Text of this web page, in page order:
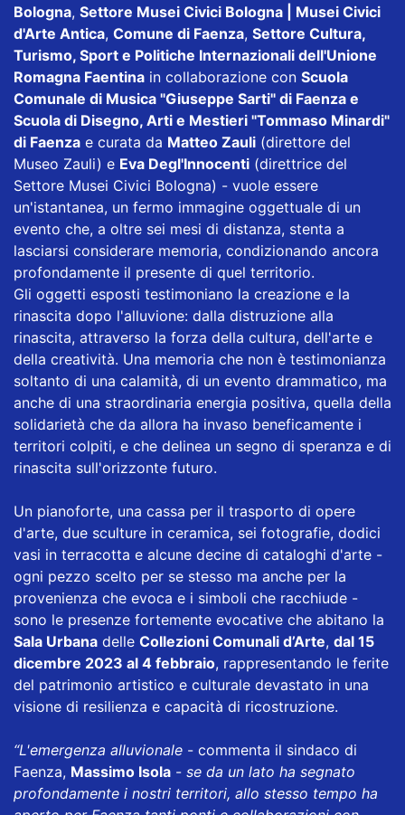
Bologna, Settore Musei Civici Bologna | Musei Civici
d'Arte Antica, Comune di Faenza, Settore Cultura,
Turismo, Sport e Politiche Internazionali dell'Unione
Romagna Faentina in collaborazione con Scuola
Comunale di Musica "Giuseppe Sarti" di Faenza e
Scuola di Disegno, Arti e Mestieri "Tommaso Minardi"
di Faenza e curata da Matteo Zauli (direttore del
Museo Zauli) e Eva Degl'Innocenti (direttrice del
Settore Musei Civici Bologna) - vuole essere
un'istantanea, un fermo immagine oggettuale di un
evento che, a oltre sei mesi di distanza, stenta a
lasciarsi considerare memoria, condizionando ancora
profondamente il presente di quel territorio.
Gli oggetti esposti testimoniano la creazione e la
rinascita dopo l'alluvione: dalla distruzione alla
rinascita, attraverso la forza della cultura, dell'arte e
della creatività. Una memoria che non è testimonianza
soltanto di una calamità, di un evento drammatico, ma
anche di una straordinaria energia positiva, quella della
solidarietà che da allora ha invaso beneficamente i
territori colpiti, e che delinea un segno di speranza e di
rinascita sull'orizzonte futuro.
Un pianoforte, una cassa per il trasporto di opere
d'arte, due sculture in ceramica, sei fotografie, dodici
vasi in terracotta e alcune decine di cataloghi d'arte -
ogni pezzo scelto per se stesso ma anche per la
provenienza che evoca e i simboli che racchiude -
sono le presenze fortemente evocative che abitano la
Sala Urbana delle Collezioni Comunali d’Arte, dal 15
dicembre 2023 al 4 febbraio, rappresentando le ferite
del patrimonio artistico e culturale devastato in una
visione di resilienza e capacità di ricostruzione.
“L'emergenza alluvionale - commenta il sindaco di
Faenza, Massimo Isola - se da un lato ha segnato
profondamente i nostri territori, allo stesso tempo ha